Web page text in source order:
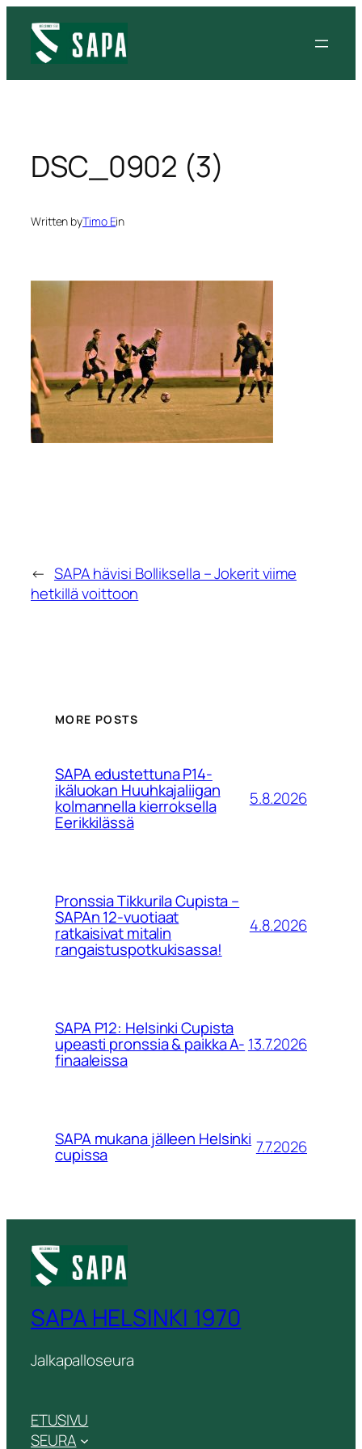
sisältöön
DSC_0902 (3)
Written byTimo Ein
← SAPA hävisi Bolliksella – Jokerit viime
hetkillä voittoon
MORE POSTS
SAPA edustettuna P14-
ikäluokan Huuhkajaliigan
kolmannella kierroksella
Eerikkilässä
5.8.2026
Pronssia Tikkurila Cupista –
SAPAn 12-vuotiaat
ratkaisivat mitalin
rangaistuspotkukisassa!
4.8.2026
SAPA P12: Helsinki Cupista
upeasti pronssia & paikka A-
finaaleissa
13.7.2026
SAPA mukana jälleen Helsinki
cupissa 7.7.2026
SAPA HELSINKI 1970
Jalkapalloseura
ETUSIVU
SEURA